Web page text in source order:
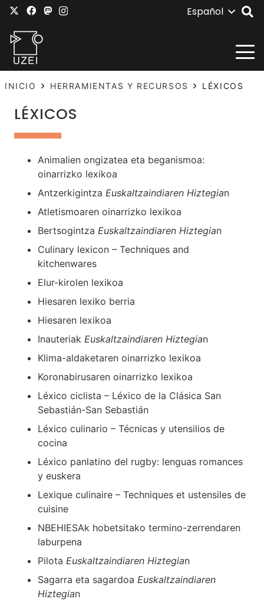
Español
INICIO HERRAMIENTAS Y RECURSOS LÉXICOS
LÉXICOS
Animalien ongizatea eta beganismoa:
oinarrizko lexikoa
Antzerkigintza Euskaltzaindiaren Hiztegian
Atletismoaren oinarrizko lexikoa
Bertsogintza Euskaltzaindiaren Hiztegian
Culinary lexicon – Techniques and
kitchenwares
Elur-kirolen lexikoa
Hiesaren lexiko berria
Hiesaren lexikoa
Inauteriak Euskaltzaindiaren Hiztegian
Klima-aldaketaren oinarrizko lexikoa
Koronabirusaren oinarrizko lexikoa
Léxico ciclista – Léxico de la Clásica San
Sebastián-San Sebastián
Léxico culinario – Técnicas y utensilios de
cocina
Léxico panlatino del rugby: lenguas romances
y euskera
Lexique culinaire – Techniques et ustensiles de
cuisine
NBEHIESAk hobetsitako termino-zerrendaren
laburpena
Pilota Euskaltzaindiaren Hiztegian
Sagarra eta sagardoa Euskaltzaindiaren
Hiztegian